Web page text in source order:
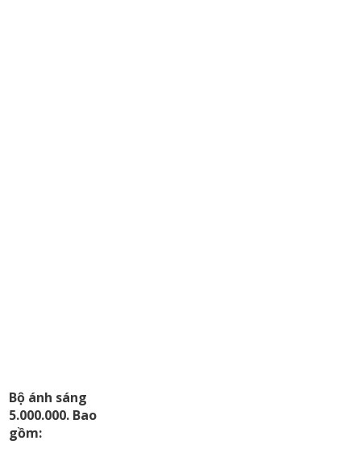
Bộ ánh sáng
5.000.000. Bao
gồm: